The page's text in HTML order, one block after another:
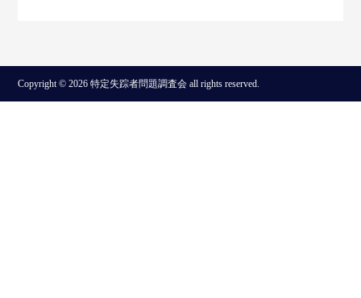
Copyright © 2026 特定失踪者問題調査会 all rights reserved.